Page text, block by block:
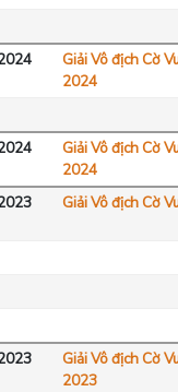
Giải Vô địch Cờ
2024
Giải Vô địch Cờ
2024
Giải Vô địch Cờ
Giải Vô địch Cờ
2023